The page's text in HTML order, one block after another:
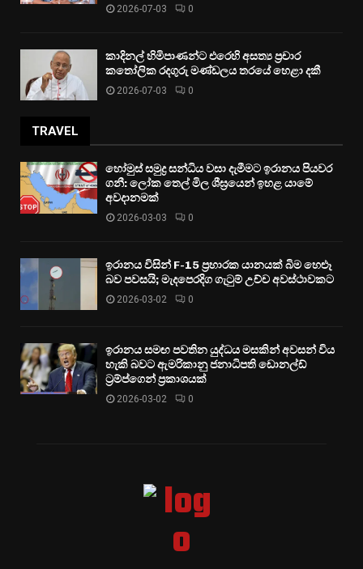
2026-07-03 0
කාදිනල් හිමිපාණන්ට එරෙහි අසත්‍ය ප්‍රචාර
කතෝලික රදගුරු මණ්ඩලය තරයේ හෙළා දකී
2026-07-03 0
TRAVEL
හෝමුස් සමුද්‍ර සන්ධිය වසා දැමීමට ඉරානය පියවර
ගනී: ලෝක තෙල් මිල ශීඝ්‍රයෙන් ඉහළ යාමේ
අවදානමක්
2026-03-03 0
ඉරානය විසින් F-15 ප්‍රහාරක යානයක් බිම හෙළූ
බව පවසයි; මැදපෙරදිග ගැටුම් උච්ච අවස්ථාවකට
2026-03-02 0
ඉරානය සමඟ පවතින යුද්ධය මසකින් අවසන් විය
හැකි බවට ඇමරිකානු ජනාධිපති ඩොනල්ඩ්
ට්‍රම්ප්ගෙන් ප්‍රකාශයක්
2026-03-02 0